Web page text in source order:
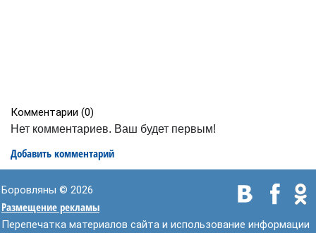
Комментарии (0)
Нет комментариев. Ваш будет первым!
Добавить комментарий
Боровляны © 2026
Размещение рекламы
Перепечатка материалов сайта и использование информации